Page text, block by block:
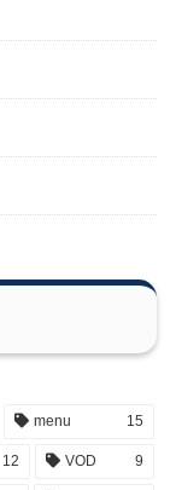
menu 15
12 VOD 9